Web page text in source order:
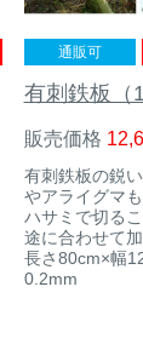
通販可
有刺鉄板（
販売価格
有刺鉄板の鋭
やアライグマ
ハサミで切る
途に合わせて
長さ80cm×幅
0.2mm